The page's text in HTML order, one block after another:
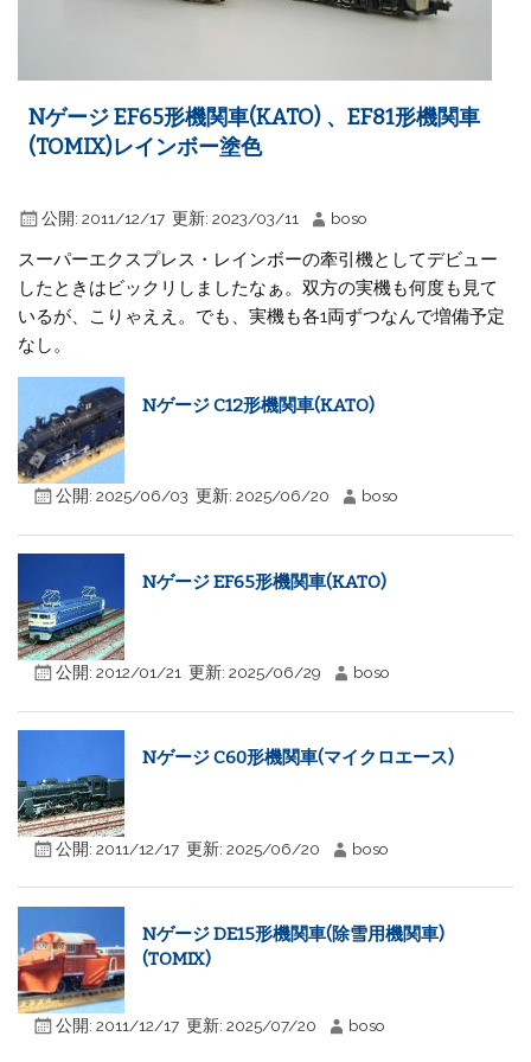
Nゲージ EF65形機関車(KATO) 、EF81形機関車
(TOMIX)レインボー塗色
公開: 2011/12/17 更新: 2023/03/11 boso
スーパーエクスプレス・レインボーの牽引機としてデビュー
したときはビックリしましたなぁ。双方の実機も何度も見て
いるが、こりゃええ。でも、実機も各1両ずつなんで増備予定
なし。
Nゲージ C12形機関車(KATO)
公開: 2025/06/03 更新: 2025/06/20 boso
Nゲージ EF65形機関車(KATO)
公開: 2012/01/21 更新: 2025/06/29 boso
Nゲージ C60形機関車(マイクロエース)
公開: 2011/12/17 更新: 2025/06/20 boso
Nゲージ DE15形機関車(除雪用機関車)
(TOMIX)
公開: 2011/12/17 更新: 2025/07/20 boso